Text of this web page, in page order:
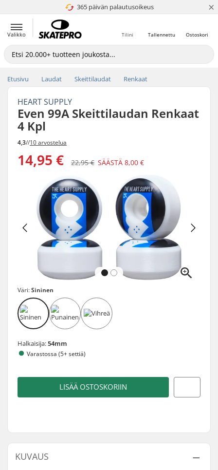
365 päivän palautusoikeus
4.8 / 5 ×
Valikko Ostoskori
Tallennettu
Tilini
Etusivu Laudat Skeittilaudat Renkaat
HEART SUPPLY
Even 99A Skeittilaudan Renkaat
4 Kpl
4,3//10 arvostelua
14,95 € 22,95 € SÄÄSTÄ 8,00 €
Väri:Sininen
Halkaisija:54mm
Varastossa (5+ settiä)
LISÄÄ OSTOSKORIIN
KUVAUS